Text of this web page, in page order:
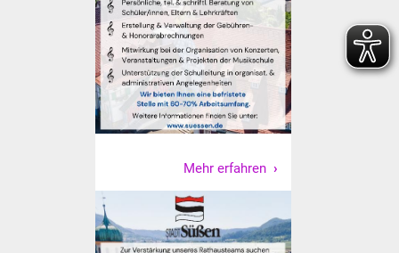
Gewerbeimmobilien
IKG Auen
Ausschreibungen
Europaweite
Ausschreibung
Mehr erfahren